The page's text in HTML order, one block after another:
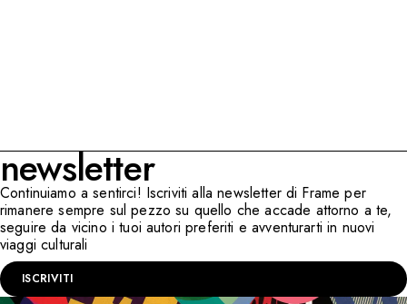
newsletter
Continuiamo a sentirci! Iscriviti alla newsletter di Frame per
rimanere sempre sul pezzo su quello che accade attorno a te,
seguire da vicino i tuoi autori preferiti e avventurarti in nuovi
viaggi culturali
ISCRIVITI